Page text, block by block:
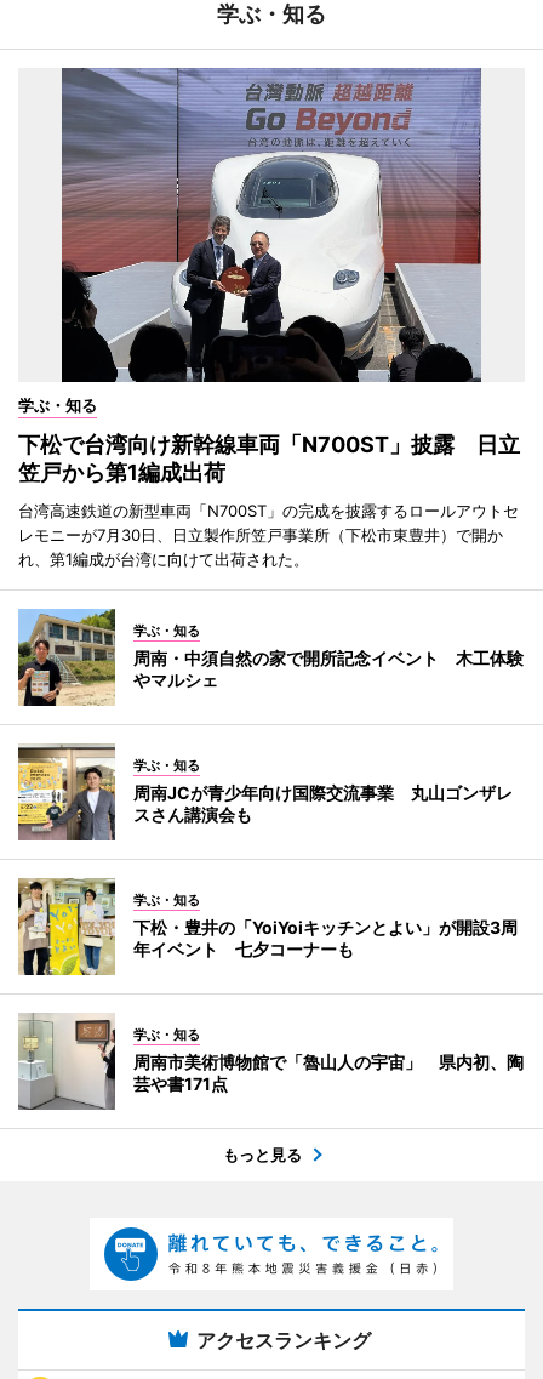
学ぶ・知る
学ぶ・知る
下松で台湾向け新幹線車両「N700ST」披露 日立
笠戸から第1編成出荷
台湾高速鉄道の新型車両「N700ST」の完成を披露するロールアウトセ
レモニーが7月30日、日立製作所笠戸事業所（下松市東豊井）で開か
れ、第1編成が台湾に向けて出荷された。
学ぶ・知る
周南・中須自然の家で開所記念イベント 木工体験
やマルシェ
学ぶ・知る
周南JCが青少年向け国際交流事業 丸山ゴンザレ
スさん講演会も
学ぶ・知る
下松・豊井の「YoiYoiキッチンとよい」が開設3周
年イベント 七夕コーナーも
学ぶ・知る
周南市美術博物館で「魯山人の宇宙」 県内初、陶
芸や書171点
もっと見る
アクセスランキング